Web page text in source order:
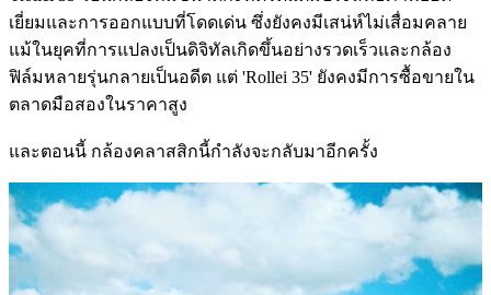
เยี่ยมและการออกแบบที่โดดเด่น ซึ่งยังคงมีเสน่ห์ไม่เสื่อมคลาย
แม้ในยุคที่การแปลงเป็นดิจิทัลเกิดขึ้นอย่างรวดเร็วและกล้อง
ฟิล์มหลายรุ่นกลายเป็นอดีต แต่ 'Rollei 35' ยังคงมีการซื้อขายใน
ตลาดมือสองในราคาสูง
และตอนนี้ กล้องคลาสสิกนี้กำลังจะกลับมาอีกครั้ง